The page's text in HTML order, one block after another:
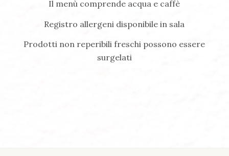
Il menù comprende acqua e caffè
Registro allergeni disponibile in sala
Prodotti non reperibili freschi possono essere
surgelati